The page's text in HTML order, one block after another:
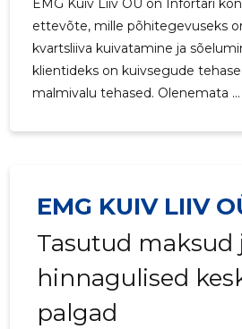
EMG Kuiv Liiv OÜ on Infortari
ettevõte, mille põhitegevuseks
kvartsliiva kuivatamine ja
klientideks on kuivsegude
malmivalu tehased. Olenemata ...
EMG KUIV LIIV
Tasutud maksud
hinnagulised
palgad